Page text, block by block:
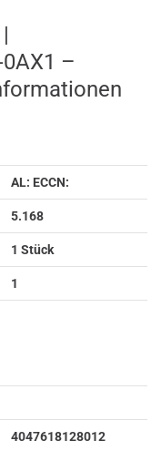
–
AL: ECCN:
5.168
1 Stück
1
4047618128012